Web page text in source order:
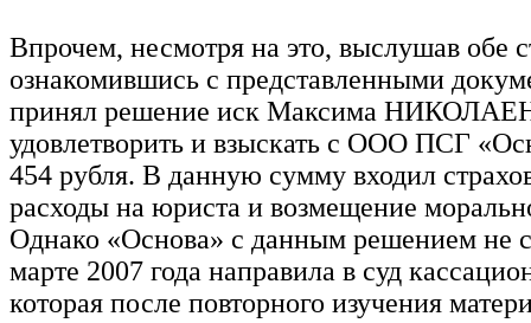
Впрочем, несмотря на это, выслушав обе
ознакомившись с представленными
принял решение иск Максима
удовлетворить и взыскать с ООО ПСГ
454 рубля. В данную сумму входил
расходы на юриста и возмещение
Однако «Основа» с данным решением не
марте 2007 года направила в суд
которая после повторного изучения